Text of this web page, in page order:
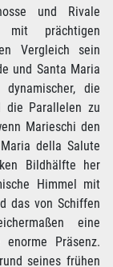
und Rivale
mit prächtigen
Vergleich sein
und Santa Maria
die
die Parallelen zu
Marieschi den
della Salute
Bildhälfte her
Himmel mit
das von Schiffen
eine
Präsenz.
seines frühen